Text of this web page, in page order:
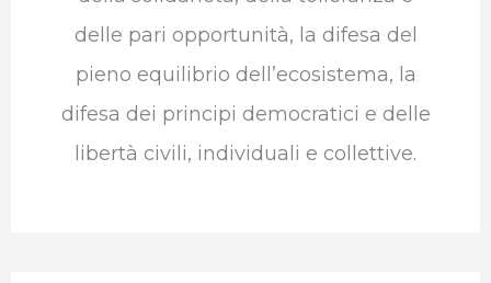
delle pari opportunità, la difesa del
pieno equilibrio dell’ecosistema, la
difesa dei principi democratici e delle
libertà civili, individuali e collettive.